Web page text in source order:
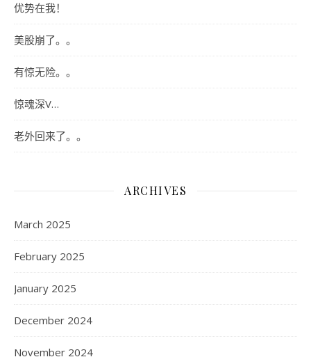
优势在我！
美股崩了。。
有惊无险。。
惊魂深V…
老外回来了。。
ARCHIVES
March 2025
February 2025
January 2025
December 2024
November 2024